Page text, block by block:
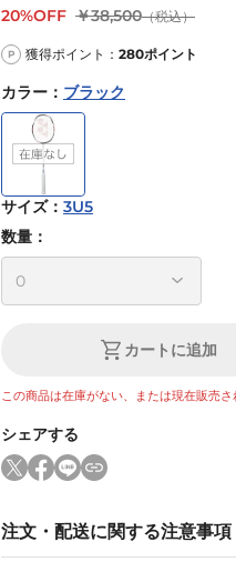
20%OFF ￥38,500（税込）
P 獲得ポイント： 280ポイント
カラー ： ブラック
サイズ： 3U5
数量：
カートに追加
この商品は在庫がない、または現在販売さ
シェアする
注文・配送に関する注意事項